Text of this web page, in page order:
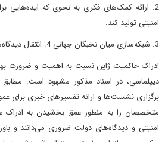
2. ارائه کمک‌های فکری به نحوی که ایده‌هایی
امنیتی تولید کند.
3. شبکه‌سازی میان نخبگان جهانی 4. انتقال دیدگاه‌های ژاپن به سایر کشورها.
ادراک حاکمیت ژاپن نسبت به اهمیت و ضرورت
برگزاری نشست‌ها و ارائه تفسیرهای خبری برای
متخصصان را به منظور عمق بخشیدن به ادراک
امنیتی و دیدگاه‌های دولت ضروری می‌دانند و